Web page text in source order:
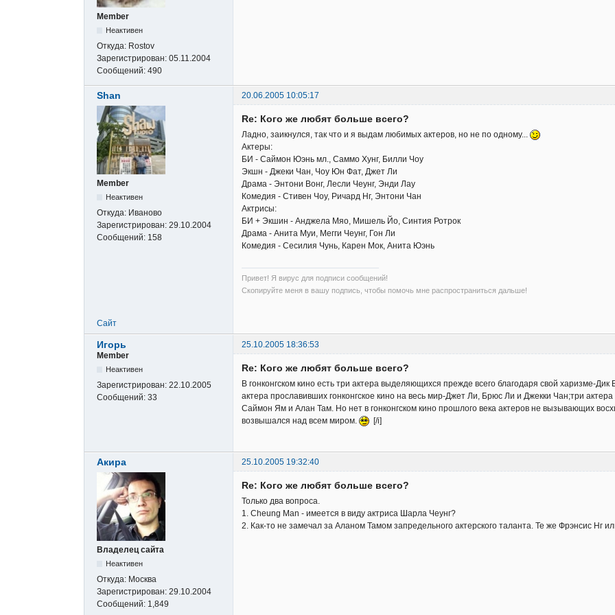
Member
Неактивен
Откуда: Rostov
Зарегистрирован: 05.11.2004
Сообщений: 490
Shan 20.06.2005 10:05:17
Member
Неактивен
Откуда: Иваново
Зарегистрирован: 29.10.2004
Сообщений: 158
Re: Кого же любят больше всего?
Ладно, заикнулся, так что и я выдам любимых актеров, но не по одному...
Актеры:
БИ - Саймон Юэнь мл., Саммо Хунг, Билли Чоу
Экшн - Джеки Чан, Чоу Юн Фат, Джет Ли
Драма - Энтони Вонг, Лесли Чеунг, Энди Лау
Комедия - Стивен Чоу, Ричард Нг, Энтони Чан
Актрисы:
БИ + Экшин - Анджела Мяо, Мишель Йо, Синтия Ротрок
Драма - Анита Муи, Мегги Чеунг, Гон Ли
Комедия - Сесилия Чунь, Карен Мок, Анита Юэнь
Привет! Я вирус для подписи сообщений!
Скопируйте меня в вашу подпись, чтобы помочь мне распространиться дальше!
Сайт
Игорь
25.10.2005 18:36:53
Member
Неактивен
Зарегистрирован: 22.10.2005
Сообщений: 33
Re: Кого же любят больше всего?
В гонконгском кино есть три актера выделяющихся прежде всего благодаря свой харизме-
актера прославивших гонконгское кино на весь мир-Джет Ли, Брюс Ли и Джекки Чан;три
Саймон Ям и Алан Там. Но нет в гонконгском кино прошлого века актеров не вызывающих
возвышался над всем миром.
[/i]
Акира 25.10.2005 19:32:40
Владелец сайта
Неактивен
Откуда: Москва
Зарегистрирован: 29.10.2004
Сообщений: 1,849
Re: Кого же любят больше всего?
Только два вопроса.
1. Cheung Man - имеется в виду актриса Шарла Чеунг?
2. Как-то не замечал за Аланом Тамом запредельного актерского таланта. Те же Фрэнсис Нг